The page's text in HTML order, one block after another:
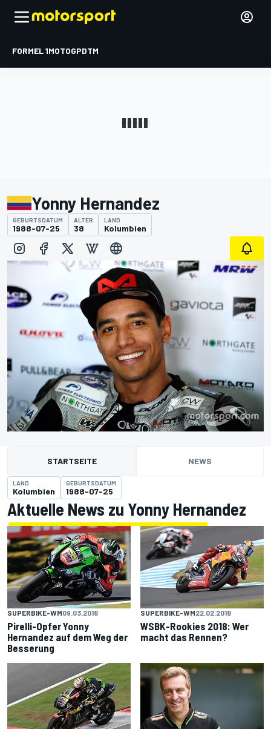
FORMEL 1MOTOGPDTM
Yonny Hernandez
GEBURTSDATUM
1988-07-25
ALTER
38
LAND
Kolumbien
STARTSEITE NEWS
LAND
Kolumbien
GEBURTSDATUM
1988-07-25
Aktuelle News zu Yonny Hernandez
SUPERBIKE-WM09.03.2018
Pirelli-Opfer Yonny
Hernandez auf dem Weg der
Besserung
SUPERBIKE-WM22.02.2018
WSBK-Rookies 2018: Wer
macht das Rennen?